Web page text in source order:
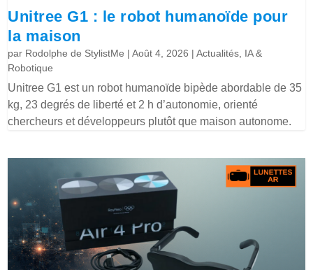
Unitree G1 : le robot humanoïde pour
la maison
par Rodolphe de StylistMe |Août 4, 2026 |Actualités IA &
Robotique
Unitree G1 est un robot humanoïde bipède abordable de 35
kg, 23 degrés de liberté et 2 h d’autonomie, orienté
chercheurs et développeurs plutôt que maison autonome.